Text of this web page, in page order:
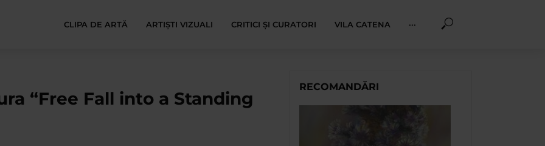
CLIPA DE ARTĂ ARTIȘTI VIZUALI CRITICI ȘI CURATORI VILA CATENA ···
“Free Fall into a Standing
RECOMANDĂRI